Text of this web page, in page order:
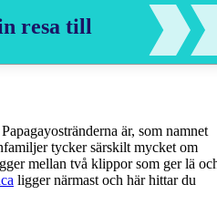
resa till
är, som namnet
tycker särskilt mycket om
mellan två klippor som ger lä
ligger närmast och här hittar du